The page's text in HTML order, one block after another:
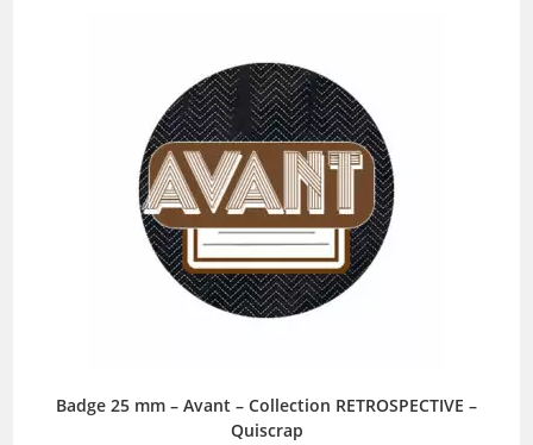
Badge 25 mm – Avant – Collection RETROSPECTIVE –
Quiscrap